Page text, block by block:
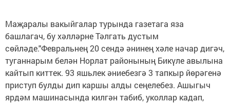
Маҗаралы вакыйгалар турында газетага яза
башлагач, бу хәлләрне Тәлгать дустым
сөйләде."Февральнең 20 сендә әнинең хәле начар дигәч,
туганнарым белән Норлат районының Бикүле авылына
кайтып киттек. 93 яшьлек әниебезгә 3 тапкыр йөрәгенә
приступ булды дип каршы алды сеңелебез. Ашыгыч
ярдәм машинасында килгән табиб, уколлар кадап,